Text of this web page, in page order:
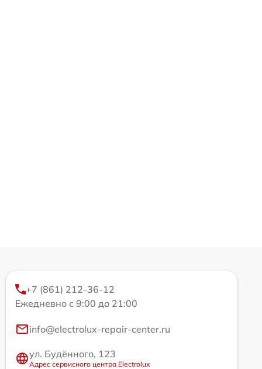
+7 (861) 212-36-12
Ежедневно с 9:00 до 21:00
info@electrolux-repair-center.ru
ул. Будённого, 123
Адрес сервисного центра Electrolux